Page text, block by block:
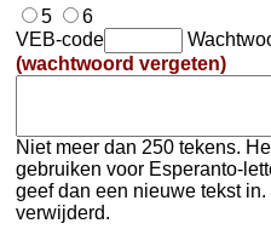
5
6
VEB-code
(wachtwoord vergeten)
Niet meer dan 250 tekens.
gebruiken voor Esperanto-
geef dan een nieuwe tekst
verwijderd.